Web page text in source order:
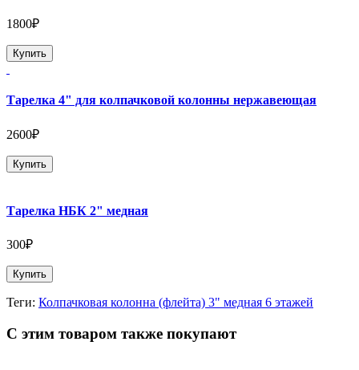
1800₽
Купить
Тарелка 4" для колпачковой колонны нержавеющая
2600₽
Купить
Тарелка НБК 2" медная
300₽
Купить
Теги: Колпачковая колонна (флейта) 3" медная 6 этажей
С этим товаром также покупают